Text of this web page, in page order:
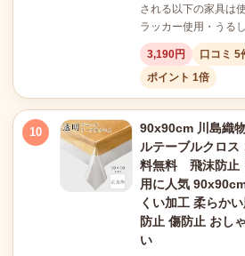
される以下の家具は
ラッカー使用・うる
3,190円 口コミ 5
ポイント 1倍
10
90x90cm 川島織
ルテーブルクロス
料無料 飛沫防止
用に人気
くい加工 柔らか
防止 傷防止 おし
い